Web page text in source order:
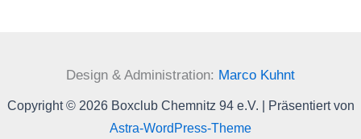
Design & Administration: Marco Kuhnt
Copyright © 2026 Boxclub Chemnitz 94 e.V. | Präsentiert von
Astra-WordPress-Theme